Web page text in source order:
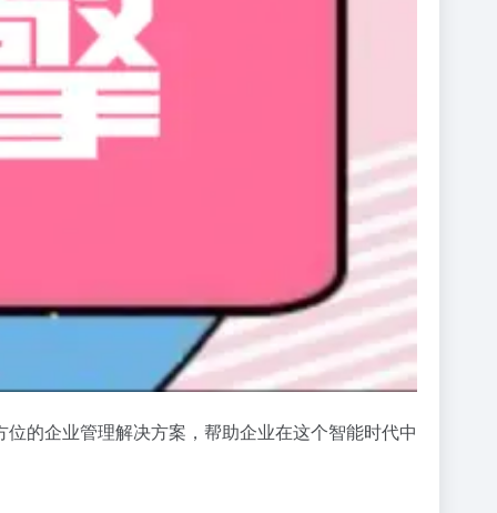
的企业管理解决方案，帮助企业在这个智能时代中